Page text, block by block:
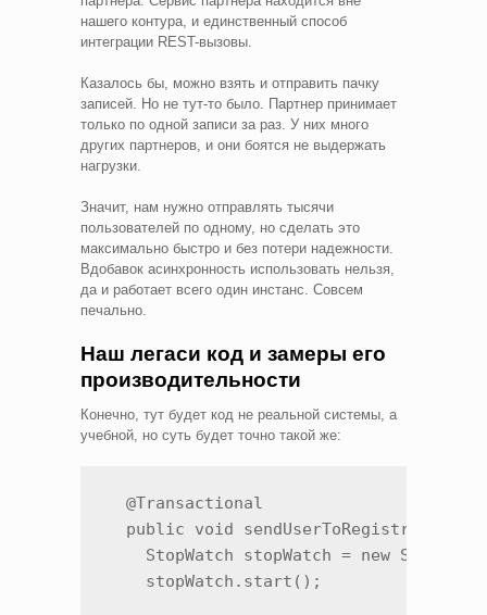
нашего контура, и единственный способ
интеграции REST-вызовы.
Казалось бы, можно взять и отправить пачку
записей. Но не тут-то было. Партнер принимает
только по одной записи за раз. У них много
других партнеров, и они боятся не выдержать
нагрузки.
Значит, нам нужно отправлять тысячи
пользователей по одному, но сделать это
максимально быстро и без потери надежности.
Вдобавок асинхронность использовать нельзя,
да и работает всего один инстанс. Совсем
печально.
Наш легаси код и замеры его
производительности
Конечно, тут будет код не реальной системы, а
учебной, но суть будет точно такой же:
  @Transactional
public void sendUserToRegistration()
StopWatch stopWatch = new
    stopWatch.start();